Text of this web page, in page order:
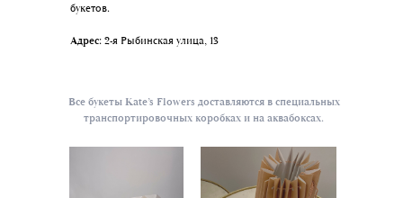
Все букеты Kate’s Flowers доставляются в специальных
транспортировочных коробках и на аквабоксах.
букетов.
Адрес: 2-я Рыбинская улица, 13